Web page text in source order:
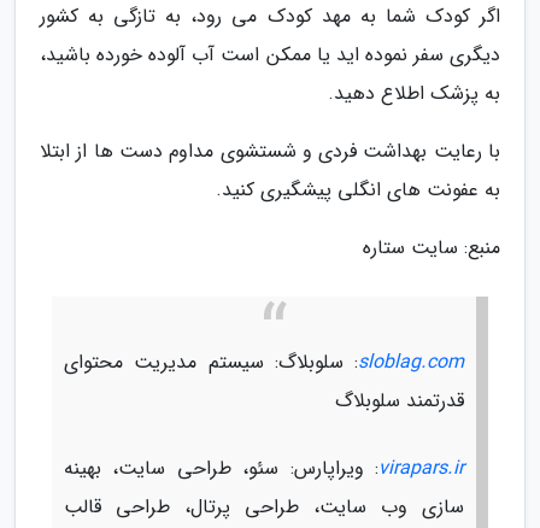
اگر کودک شما به مهد کودک می رود، به تازگی به کشور
دیگری سفر نموده اید یا ممکن است آب آلوده خورده باشید،
به پزشک اطلاع دهید.
با رعایت بهداشت فردی و شستشوی مداوم دست ها از ابتلا
به عفونت های انگلی پیشگیری کنید.
منبع: سایت ستاره
sloblag.com: سلوبلاگ: سیستم مدیریت محتوای
قدرتمند سلوبلاگ
virapars.ir: ویراپارس: سئو، طراحی سایت، بهینه
سازی وب سایت، طراحی پرتال، طراحی قالب